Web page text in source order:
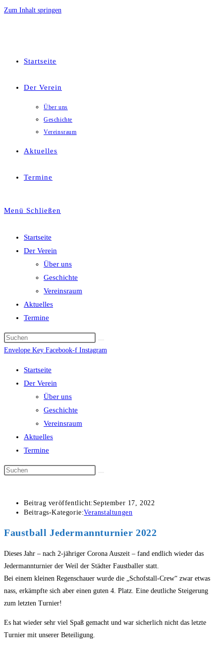
Zum Inhalt springen
Startseite
Der Verein
Über uns
Geschichte
Vereinsraum
Aktuelles
Termine
Menü Schließen
Startseite
Der Verein
Über uns
Geschichte
Vereinsraum
Aktuelles
Termine
Envelope Key Facebook-f Instagram
Startseite
Der Verein
Über uns
Geschichte
Vereinsraum
Aktuelles
Termine
Beitrag veröffentlicht: September 17, 2022
Beitrags-Kategorie:Veranstaltungen
Faustball Jedermannturnier 2022
Dieses Jahr – nach 2-jähriger Corona Auszeit – fand endlich wieder das
Jedermannturnier der Weil der Städter Faustballer statt.
Bei einem kleinen Regenschauer wurde die „Schofstall-Crew“ zwar etwas
nass, erkämpfte sich aber einen guten 4. Platz. Eine deutliche Steigerung
zum letzten Turnier!
Es hat wieder sehr viel Spaß gemacht und war sicherlich nicht das letzte
Turnier mit unserer Beteiligung.